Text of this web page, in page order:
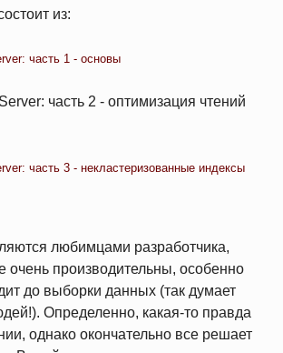
из:
часть 1 - основы
часть 2 - оптимизация чтений
часть 3 - некластеризованные индексы
любимцами разработчика,
очень производительны, особенно
до выборки данных (так думает
Определенно, какая-то правда
однако окончательно все решает